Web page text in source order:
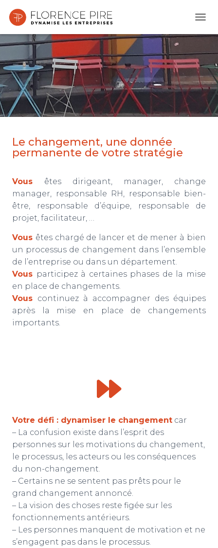
U
R
/
F
M
V
I
A
O
N
Le changement, une donnée
permanente de votre stratégie
Vous
êtes dirigeant, manager, change
manager, responsable RH, responsable bien-
être, responsable d’équipe, responsable de
projet, facilitateur, …
Vous êtes chargé de lancer et de mener à bien
un processus de changement dans l’ensemble
de l’entreprise ou dans un département.
Vous participez à certaines phases de la mise
en place de changements.
Vous continuez à accompagner des équipes
après la mise en place de changements
importants.
Votre défi : dynamiser le changement car
– La confusion existe dans l’esprit des
personnes sur les motivations du changement,
le processus, les acteurs ou les conséquences
du non-changement.
– Certains ne se sentent pas prêts pour le
grand changement annoncé.
– La vision des choses reste figée sur les
fonctionnements antérieurs.
– Les personnes manquent de motivation et ne
s’engagent pas dans le processus.